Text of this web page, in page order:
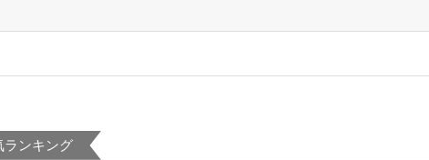
ランキング